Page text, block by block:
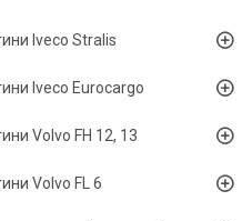
Iveco Stralis
Iveco Eurocargo
Volvo FH 12, 13
Volvo FL 6